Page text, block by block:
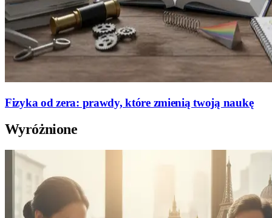
Fizyka od zera: prawdy, które zmienią twoją naukę
Wyróżnione